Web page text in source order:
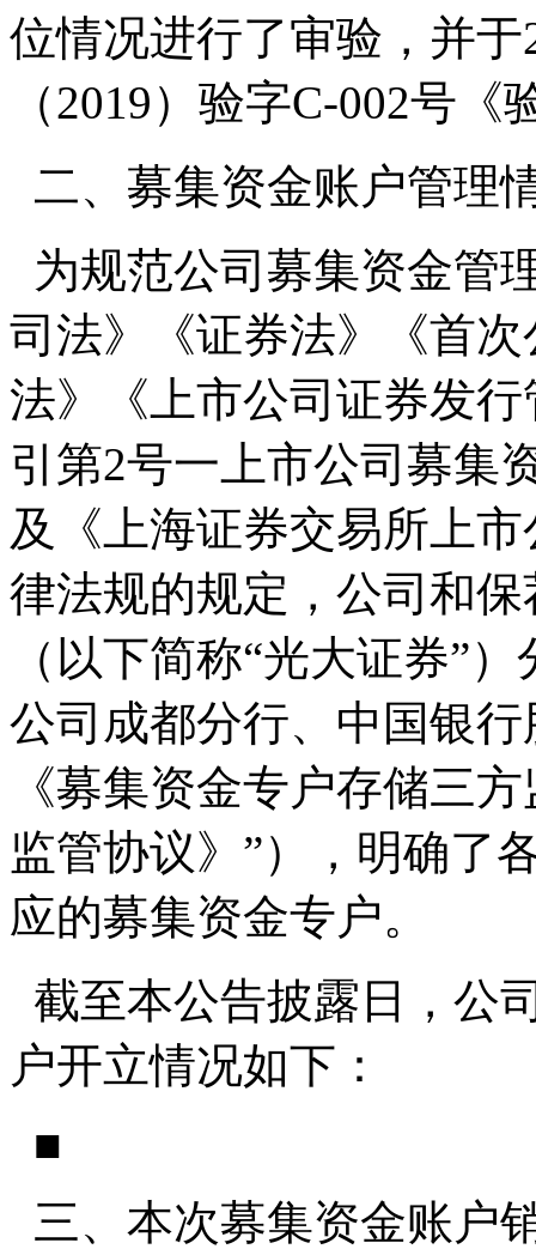
位情况进行了审验，并
（2019）验字C-002号《
二、募集资金账户管理
为规范公司募集资金管
司法》《证券法》《首
法》《上市公司证券发
引第2号一上市公司募集
及《上海证券交易所上
律法规的规定，公司和
（以下简称“光大证券”
公司成都分行、中国银
《募集资金专户存储三
监管协议》”），明确了
应的募集资金专户。
截至本公告披露日，公
户开立情况如下：
■
三、本次募集资金账户